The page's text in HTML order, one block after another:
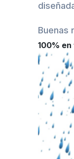
Buenas
100%